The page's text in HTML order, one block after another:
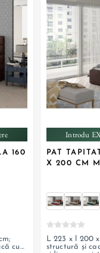
160
cu
Introdu
PAT
X 200 CM
L 223 x l 200
structură și